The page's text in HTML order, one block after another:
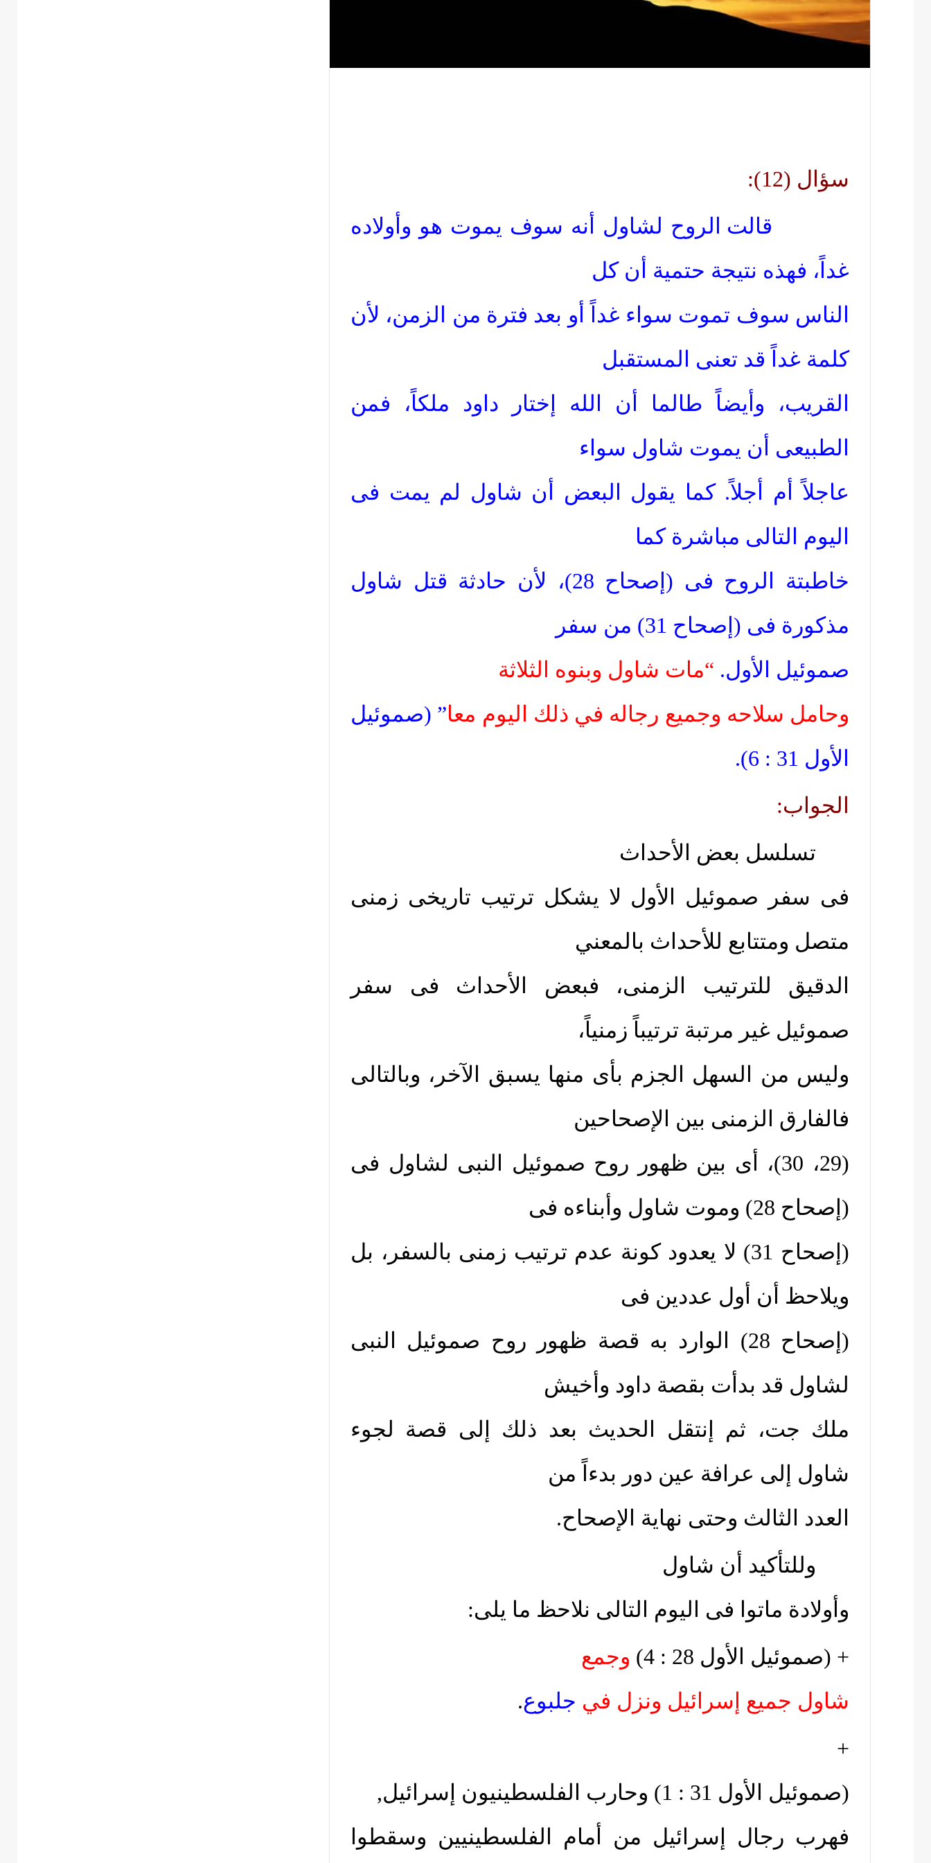
سؤال (12):
قالت الروح لشاول أنه سوف يموت هو وأولاده
غداً، فهذه نتيجة حتمية أن كل
الناس سوف تموت سواء غداً أو بعد فترة من الزمن، لأن
كلمة غداً قد تعنى المستقبل
القريب، وأيضاً طالما أن الله إختار داود ملكاً، فمن
الطبيعى أن يموت شاول سواء
عاجلاً أم أجلاً. كما يقول البعض أن شاول لم يمت فى
اليوم التالى مباشرة كما
خاطبتة الروح فى (إصحاح 28)، لأن حادثة قتل شاول
مذكورة فى (إصحاح 31) من سفر
صموئيل الأول. “مات شاول وبنوه الثلاثة
وحامل سلاحه وجميع رجاله في ذلك اليوم معا” (صموئيل
الأول 31 : 6).
الجواب:
تسلسل بعض الأحداث
فى سفر صموئيل الأول لا يشكل ترتيب تاريخى زمنى
متصل ومتتابع للأحداث بالمعني
الدقيق للترتيب الزمنى، فبعض الأحداث فى سفر
صموئيل غير مرتبة ترتيباً زمنياً،
وليس من السهل الجزم بأى منها يسبق الآخر، وبالتالى
فالفارق الزمنى بين الإصحاحين
(29، 30)، أى بين ظهور روح صموئيل النبى لشاول فى
(إصحاح 28) وموت شاول وأبناءه فى
(إصحاح 31) لا يعدود كونة عدم ترتيب زمنى بالسفر، بل
ويلاحظ أن أول عددين فى
(إصحاح 28) الوارد به قصة ظهور روح صموئيل النبى
لشاول قد بدأت بقصة داود وأخيش
ملك جت، ثم إنتقل الحديث بعد ذلك إلى قصة لجوء
شاول إلى عرافة عين دور بدءاً من
العدد الثالث وحتى نهاية الإصحاح.
وللتأكيد أن شاول
وأولادة ماتوا فى اليوم التالى نلاحظ ما يلى:
+ (صموئيل الأول 28 : 4)
وجمع
شاول جميع إسرائيل ونزل في جلبوع.
+
(صموئيل الأول 31 : 1)
وحارب الفلسطينيون إسرائيل,
فهرب رجال إسرائيل من أمام الفلسطينيين وسقطوا